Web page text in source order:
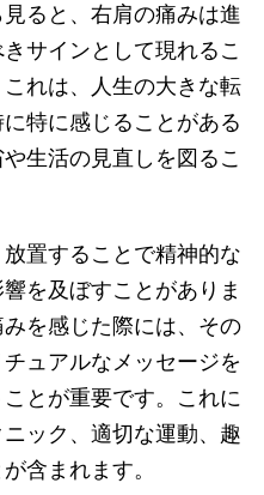
ると、右肩の痛みは進
サインとして現れるこ
れは、人生の大きな転
特に感じることがある
生活の見直しを図るこ
置することで精神的な
を及ぼすことがありま
を感じた際には、その
ュアルなメッセージを
とが重要です。これに
ック、適切な運動、趣
含まれます。